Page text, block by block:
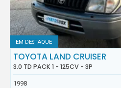
EM DESTAQUE
TOYOTA LAND CRUISER
3.0 TD PACK 1 - 125CV - 3P
1998